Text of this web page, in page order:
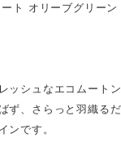
ト オリーブグリー
ッシュなエコムート
ず、さらっと羽織る
ンです。